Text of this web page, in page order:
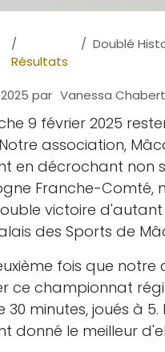
Résultats
Doublé
par Vanessa Chabert
9 février 2025
association,
en décrochant non
Franche-Comté,
victoire
des Sports de
fois que notre
ce championnat
30 minutes, joués à
donné le meilleur